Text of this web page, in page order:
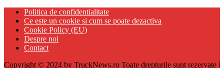
Politica de confidentialitate
Ce este un cookie si cum se poate dezactiva
Cookie Policy (EU)
Despre noi
Contact
Copyright © 2024 by TruckNews.ro Toate drepturile sunt rezervate |